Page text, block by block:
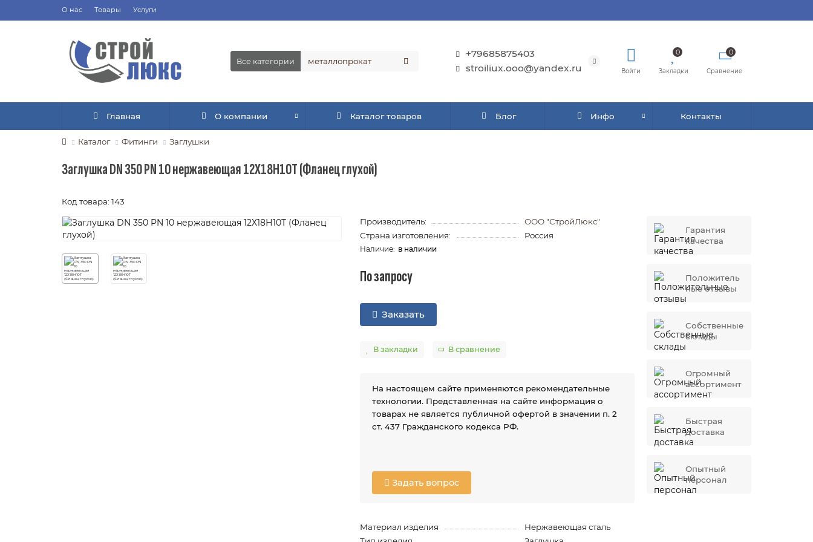
О нас Товары Услуги
Все категории
+79685875403
stroiliux.ooo@yandex.ru
Войти
0
Закладки
0
Сравнение
Главная О компании Каталог товаров Блог Инфо Контакты
Каталог Фитинги Заглушки
Заглушка DN 350 PN 10 нержавеющая 12Х18Н10Т (Фланец глухой)
Код товара: 143
Производитель:
ООО "СтройЛюкс"
Страна изготовления:
Россия
в наличии
По запросу
Заказать
В закладки В сравнение
На настоящем сайте применяются рекомендательные
технологии. Представленная на сайте информация о
товарах не является публичной офертой в значении п. 2
ст. 437 Гражданского кодекса РФ.
Задать вопрос
Материал изделия
Нержавеющая сталь
Гарантия
качества
Положитель
ные отзывы
Собственные
склады
Огромный
ассортимент
Быстрая
доставка
Опытный
персонал